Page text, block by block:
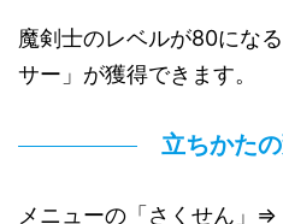
魔剣士のレベルが80にな
サー」が獲得できます。
立ちかた
メニューの「さくせん」